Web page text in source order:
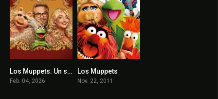
0Los Muppets: Un show especial
Feb. 04, 2026
Los Muppets
Nov. 22, 2011